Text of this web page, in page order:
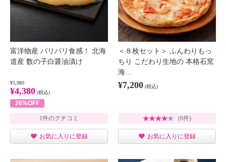
富洋物産 パリパリ食感！ 北海
道産 数の子白醤油漬け
¥5,980
¥4,380 (税込)
26%OFF
1件のクチコミ
お気に入りに登録
＜８枚セット＞ ふんわりもっ
ちり こだわり生地の 本格石窯
海…
¥7,200 (税込)
(6件)
お気に入りに登録